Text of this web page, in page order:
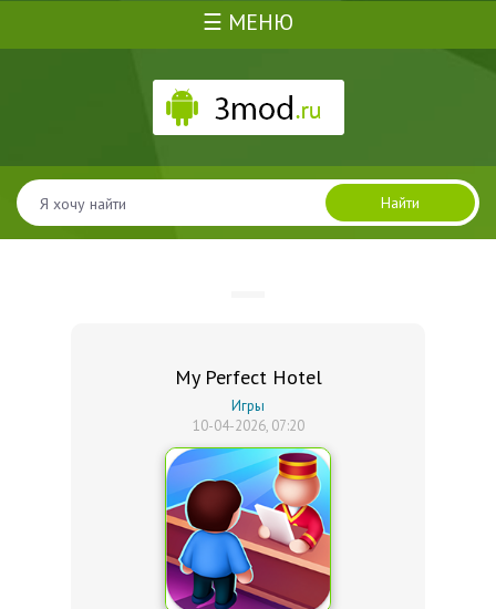
☰ МЕНЮ
Найти
My Perfect Hotel
Игры
10-04-2026, 07:20